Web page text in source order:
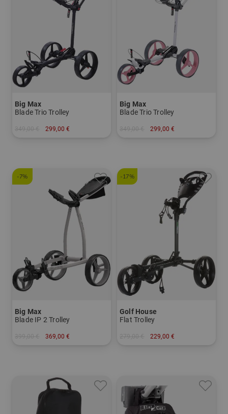
Big Max
Blade Trio Trolley
299,00 €
Big Max
Blade Trio Trolley
299,00 €
-7%
Big Max
Blade IP 2 Trolley
369,00 €
-17%
Golf House
Flat Trolley
229,00 €